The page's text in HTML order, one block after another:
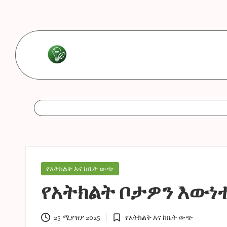
content
L
e
s
o
n
n
astuces
Posted
የአትክልት እና ከቤት ውጭ
የአትክልት ቦታዎን
25 ሚያዝያ 2025
Posted
የአትክልት እና ከቤት ውጭ